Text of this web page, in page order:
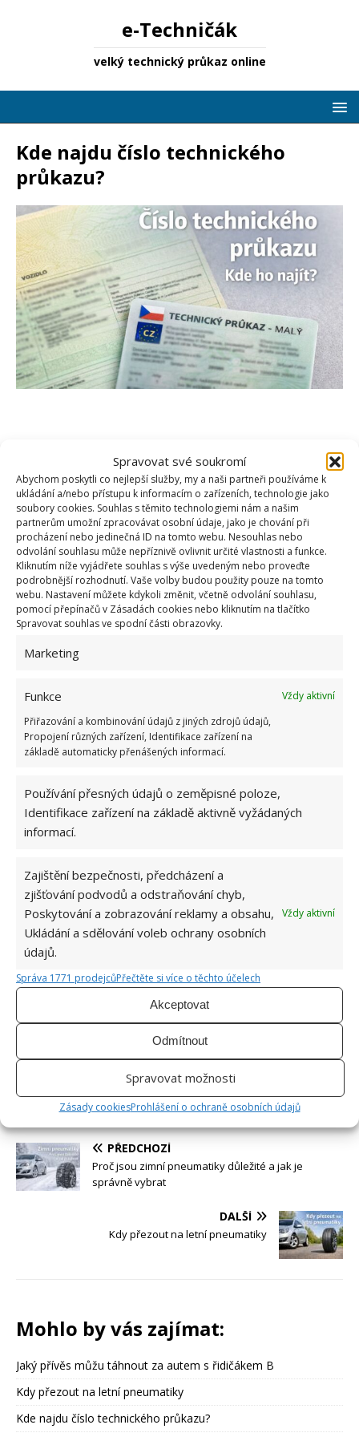
Spravovat své soukromí
Abychom poskytli co nejlepší služby, my a naši partneři používáme k
ukládání a/nebo přístupu k informacím o zařízeních, technologie jako
soubory cookies. Souhlas s těmito technologiemi nám a našim
partnerům umožní zpracovávat osobní údaje, jako je chování při
procházení nebo jedinečná ID na tomto webu. Nesouhlas nebo
odvolání souhlasu může nepříznivě ovlivnit určité vlastnosti a funkce.
Kliknutím níže vyjádřete souhlas s výše uvedeným nebo proveďte
podrobnější rozhodnutí. Vaše volby budou použity pouze na tomto
webu. Nastavení můžete kdykoli změnit, včetně odvolání souhlasu,
pomocí přepínačů v Zásadách cookies nebo kliknutím na tlačítko
Spravovat souhlas ve spodní části obrazovky.
Marketing
Funkce
Vždy aktivní
Přiřazování a kombinování údajů z jiných zdrojů údajů,
Propojení různých zařízení, Identifikace zařízení na
základě automaticky přenášených informací.
Používání přesných údajů o zeměpisné poloze,
Identifikace zařízení na základě aktivně vyžádaných
informací.
Zajištění bezpečnosti, předcházení a
zjišťování podvodů a odstraňování chyb,
Poskytování a zobrazování reklamy a obsahu,
Ukládání a sdělování voleb ochrany osobních
údajů.
Vždy aktivní
Správa 1771 prodejcůPřečtěte si více o těchto účelech
Akceptovat
Odmítnout
Spravovat možnosti
Zásady cookiesProhlášení o ochraně osobních údajů
e-Techničák
velký technický průkaz online
Kde najdu číslo technického
průkazu?
nebo na fyzickém velkém nebo malém technickém
Vyhledání čísla technického průkazu online
Číslo technického průkazu, ať malého, nebo velkého,
najdete jednoduše online na portálu
Data o vozidlech
v sekci
Vyhledání vozidla.
Po zadání VIN čísla, se vám
průkazu,o řádek níže 67, s názvem „
naleznete číslo
malého technického průkazu (ORV)
Číslo technického průkazu na fyzických dokladech
Číslo velkého technického průkazu je na první straně
dokumentu v pravém horním rohu pod hologramem
Číslo malého technického průkazu najdete na přední
V obou případech začíná číslo písmeny, které následují
číslice.
PŘEDCHOZÍ
Proč jsou zimní pneumatiky důležité a jak je
správně vybrat
DALŠÍ
Kdy přezout na letní pneumatiky
Mohlo by vás zajímat:
Jaký přívěs můžu táhnout za autem s řidičákem B
Kdy přezout na letní pneumatiky
Kde najdu číslo technického průkazu?